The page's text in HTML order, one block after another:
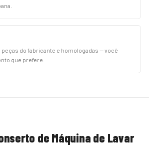
do fabricante e homologadas — você
que prefere.
de Máquina de Lavar